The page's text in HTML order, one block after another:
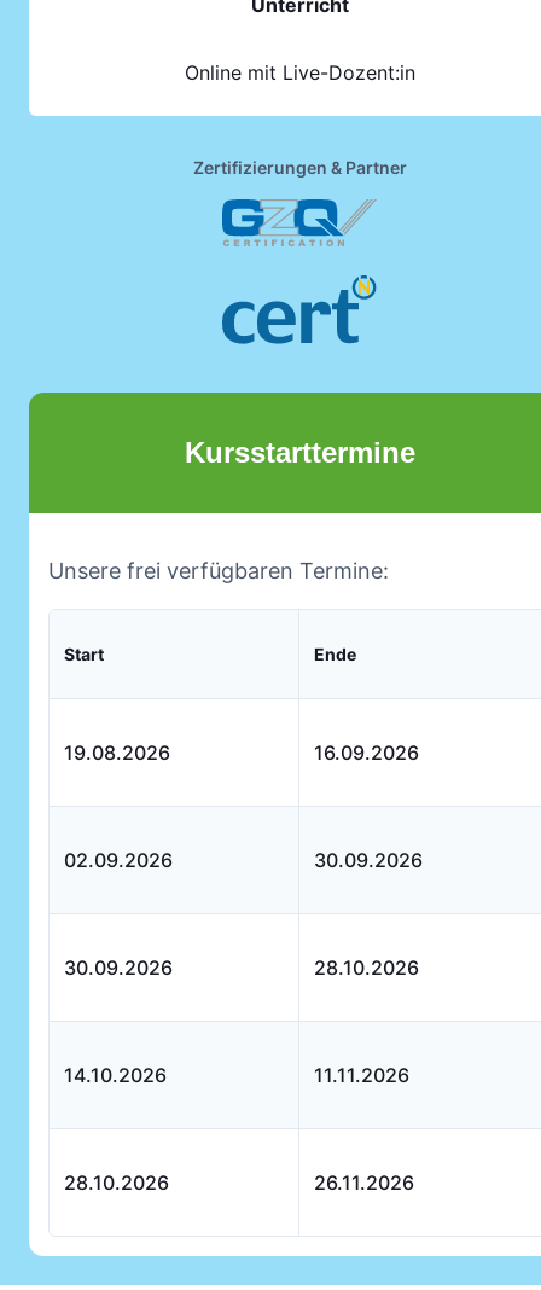
Online mit Live-Dozent:in
Zertifizierungen & Partner
Kursstarttermine
Unsere frei verfügbaren Termine:
Start Ende
19.08.2026 16.09.2026
02.09.2026 30.09.2026
30.09.2026 28.10.2026
14.10.2026 11.11.2026
28.10.2026 26.11.2026